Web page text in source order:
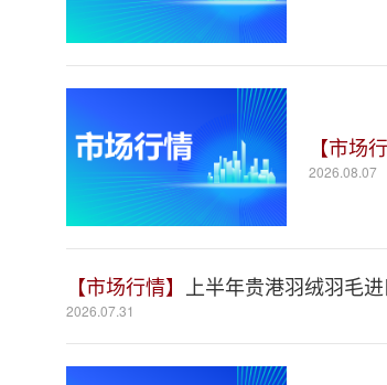
【市场
2026.08.07
【市场行情】 上半年贵港羽绒羽毛
2026.07.31